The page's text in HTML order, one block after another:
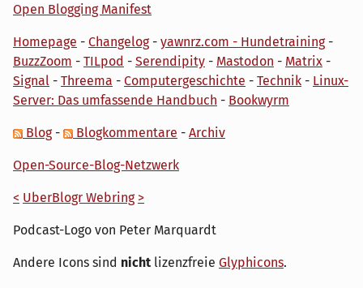
Open Blogging Manifest
Homepage - Changelog- yawnrz.com - Hundetraining-
BuzzZoom - TILpod - Serendipity - Mastodon - Matrix -
Signal - Threema - Computergeschichte - Technik - Linux-
Server: Das umfassende Handbuch - Bookwyrm
Blog- Blogkommentare - Archiv
Open-Source-Blog-Netzwerk
< UberBlogr Webring >
Podcast-Logo von Peter Marquardt
Andere Icons sind nicht lizenzfreie Glyphicons.